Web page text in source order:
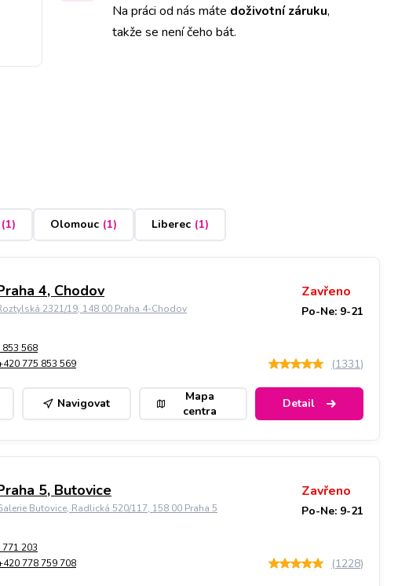
Na práci od nás máte doživotní záruku,
takže se není čeho bát.
(1) Olomouc (1) Liberec (1)
4, Chodov
2321/19, 148 00 Praha 4-Chodov
Zavřeno
Po-Ne: 9-21
853 568
775 853 569 (1331)
Navigovat
Mapa
centra
Detail
5, Butovice
Butovice, Radlická 520/117, 158 00 Praha 5
Zavřeno
Po-Ne: 9-21
203
778 759 708 (1228)